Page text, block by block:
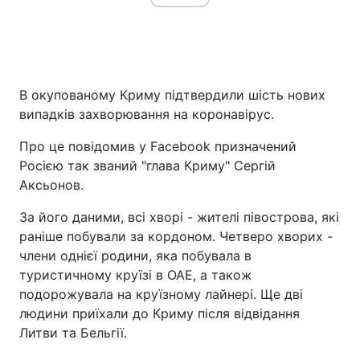
В окупованому Криму підтвердили шість нових
випадків захворювання на коронавірус.
Про це повідомив у Facebook призначений
Росією так званий "глава Криму" Сергій
Аксьонов.
За його даними, всі хворі - жителі півострова, які
раніше побували за кордоном. Четверо хворих -
члени однієї родини, яка побувала в
туристичному круїзі в ОАЕ, а також
подорожувала на круїзному лайнері. Ще дві
людини приїхали до Криму після відвідання
Литви та Бельгії.